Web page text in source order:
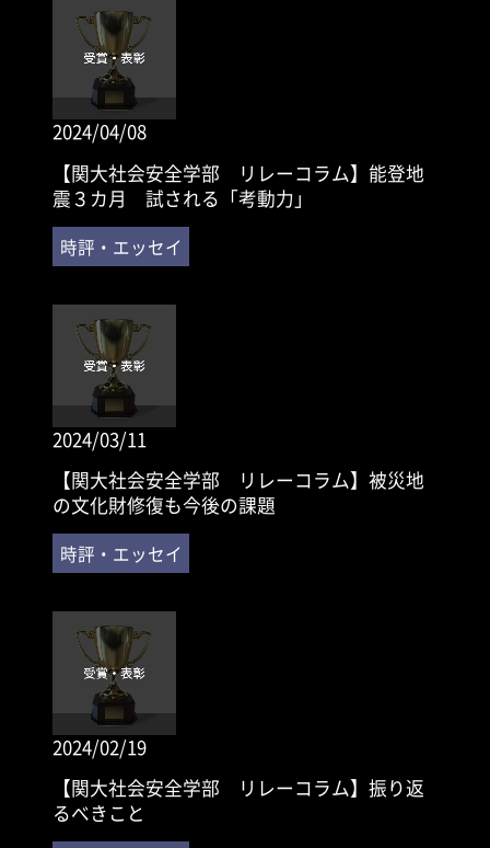
2024/04/08
【関大社会安全学部 リレーコラム】能登地
震３カ月 試される「考動力」
2024/03/11
【関大社会安全学部 リレーコラム】被災地
の文化財修復も今後の課題
2024/02/19
【関大社会安全学部 リレーコラム】振り返
るべきこと